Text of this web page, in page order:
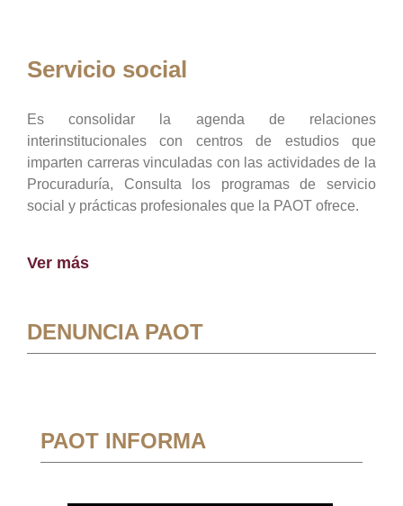
Servicio social
Es consolidar la agenda de relaciones
interinstitucionales con centros de estudios que
imparten carreras vinculadas con las actividades de la
Procuraduría, Consulta los programas de servicio
social y prácticas profesionales que la PAOT ofrece.
Ver más
DENUNCIA PAOT
PAOT INFORMA